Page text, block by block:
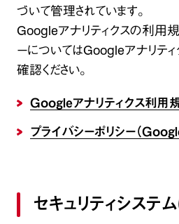
づいて管理されています。
Googleアナリティクスの利用規
ーについてはGoogleアナリテ
確認ください。
Googleアナリティクス利用
プライバシーポリシー（
セキュリティシステ